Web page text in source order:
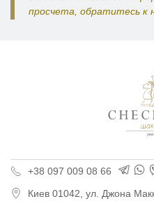
просчета, обратитесь к
+38 097 009 08 66
Киев 01042, ул. Джона